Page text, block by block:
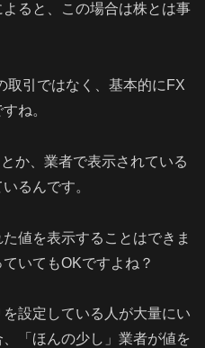
よると、この場合は株とは事
取引ではなく、基本的にFX
ね。
か、業者で表示されている
るんです。
値を表示することはできま
いてもOKですよね？
設定している人が大量にい
「ほんの少し」業者が値を